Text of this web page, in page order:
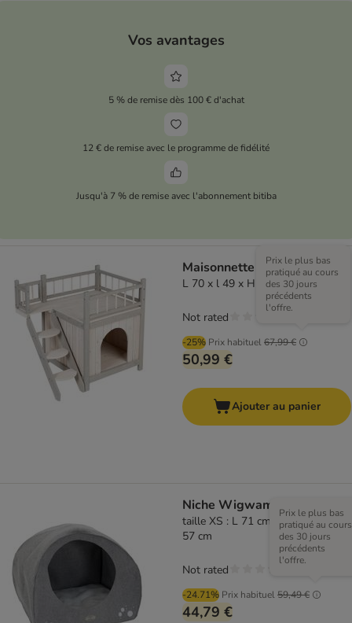
Vos avantages
5 % de remise dès 100 € d'achat
12 € de remise avec le programme de fidélité
Jusqu'à 7 % de remise avec l'abonnement bitiba
Maisonnette Prince
L 70 x l 49 x H 65 cm
-25% Prix habituel67,99 €
Prix le plus bas
pratiqué au cours
des 30 jours
précédents
l'offre.
50,99 €
Not rated
Ajouter au panier
Niche Wigwam en feutre
taille XS : L 71 cm x l 54 cm x H
57 cm
-24.71% Prix habituel59,49 €
Prix le plus bas
pratiqué au cours
des 30 jours
précédents
l'offre.
44,79 €
Not rated